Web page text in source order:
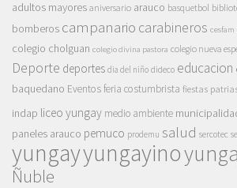
adultos mayores aniversario arauco basquetbol
bomberos campanario carabineros cesfam
colegio cholguan colegio divina pastora colegio nueva
Deporte deportes dia del niño dideco educacion
baquedano Eventosferia costumbrista fiestas
indap liceo yungay medio ambiente
paneles arauco pemuco prodemu salud sercotec
yungayyungayino
Ñuble